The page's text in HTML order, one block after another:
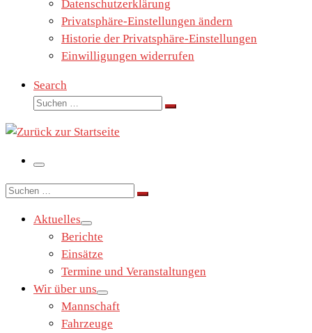
Datenschutzerklärung
Privatsphäre-Einstellungen ändern
Historie der Privatsphäre-Einstellungen
Einwilligungen widerrufen
Search
Suche
Suchen …
Menü
Suche
Suchen …
Aktuelles
Berichte
Einsätze
Termine und Veranstaltungen
Wir über uns
Mannschaft
Fahrzeuge